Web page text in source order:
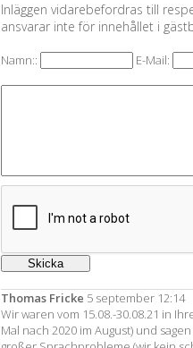
Inläggen vidarebefordras till
ansvarar inte för innehållet i
Namn:: E-Mail:
Thomas Fricke 5 september 12:14
Wir waren vom 15.08.-30.08.21 in
Mal nach 2020 im August) und